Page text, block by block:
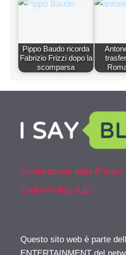
Pippo Baudo ricorda
Fabrizio Frizzi dopo la
scomparsa
Dichiarazione sulla Privacy
Cookie Policy (UE)
Questo sito web è parte